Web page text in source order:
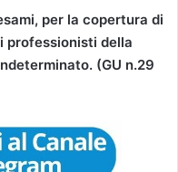
per la copertura di
professionisti della
(GU n.29